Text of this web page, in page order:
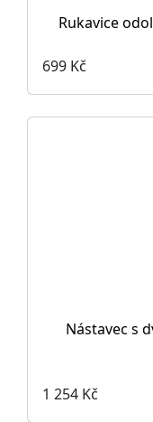
Rukavice
699 Kč
Nástavec s
1 254 Kč